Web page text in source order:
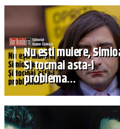
Nu ești muiere,
Și tocmai asta-i
problema…